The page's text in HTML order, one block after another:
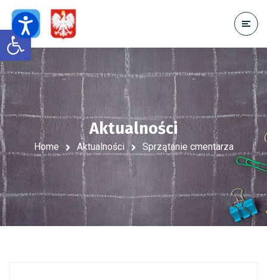
Open toolbar
Aktualności
Home Aktualności Sprzątanie cmentarza